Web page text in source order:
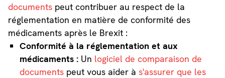
documentspeut contribuer au respect de la
réglementation en matière de conformité des
médicaments après le Brexit :
Conformité à la réglementation et aux
médicaments : Un logiciel de comparaison de
documents peut vous aider às'assurer que les